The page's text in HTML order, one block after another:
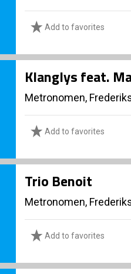
Add to favorites
Klanglys feat.
Metronomen,
Add to favorites
Trio Benoit
Metronomen,
Add to favorites